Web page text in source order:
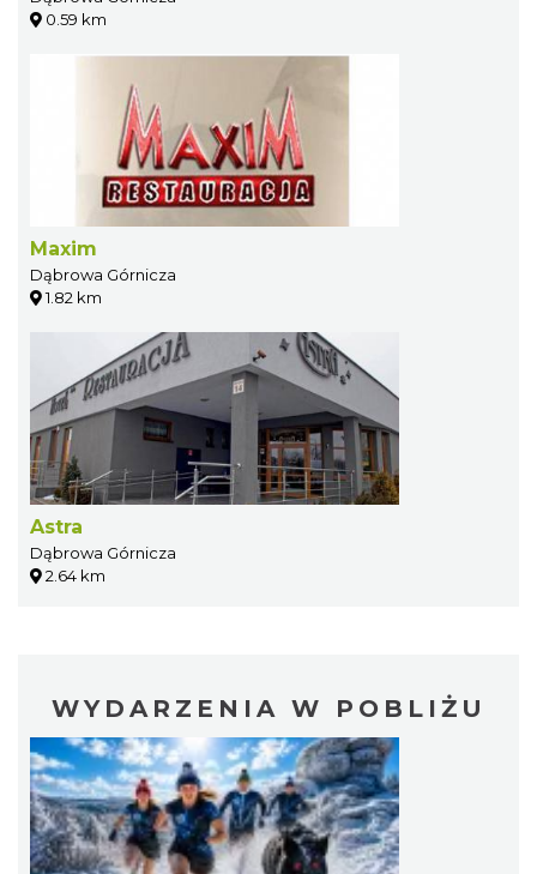
0.59 km
Maxim
Dąbrowa Górnicza
1.82 km
Astra
Dąbrowa Górnicza
2.64 km
WYDARZENIA W POBLIŻU